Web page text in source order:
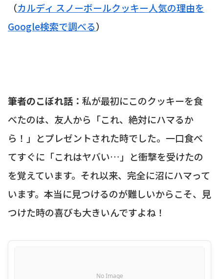
（カルディ スノーボールクッキー人気の理由を
Google検索で調べる）
筆者のこぼれ話： 私が最初にこのクッキーを食
べたのは、友人から「これ、絶対にハマるか
ら！」とプレゼントされた時でした。一口食べ
てすぐに「これはヤバい…」と衝撃を受けたの
を覚えています。それ以来、完全に沼にハマって
います。本当に見つけるのが難しいからこそ、見
つけた時の喜びも大きいんですよね！
No Image